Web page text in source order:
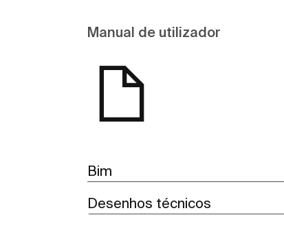
Manual de utilizador
Bim
Desenhos técnicos